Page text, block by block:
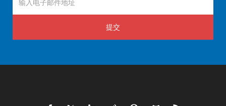
提交